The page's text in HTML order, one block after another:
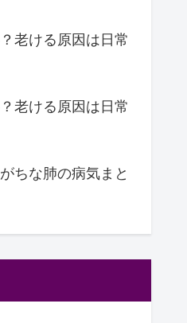
老ける原因は日常
老ける原因は日常
ちな肺の病気まと